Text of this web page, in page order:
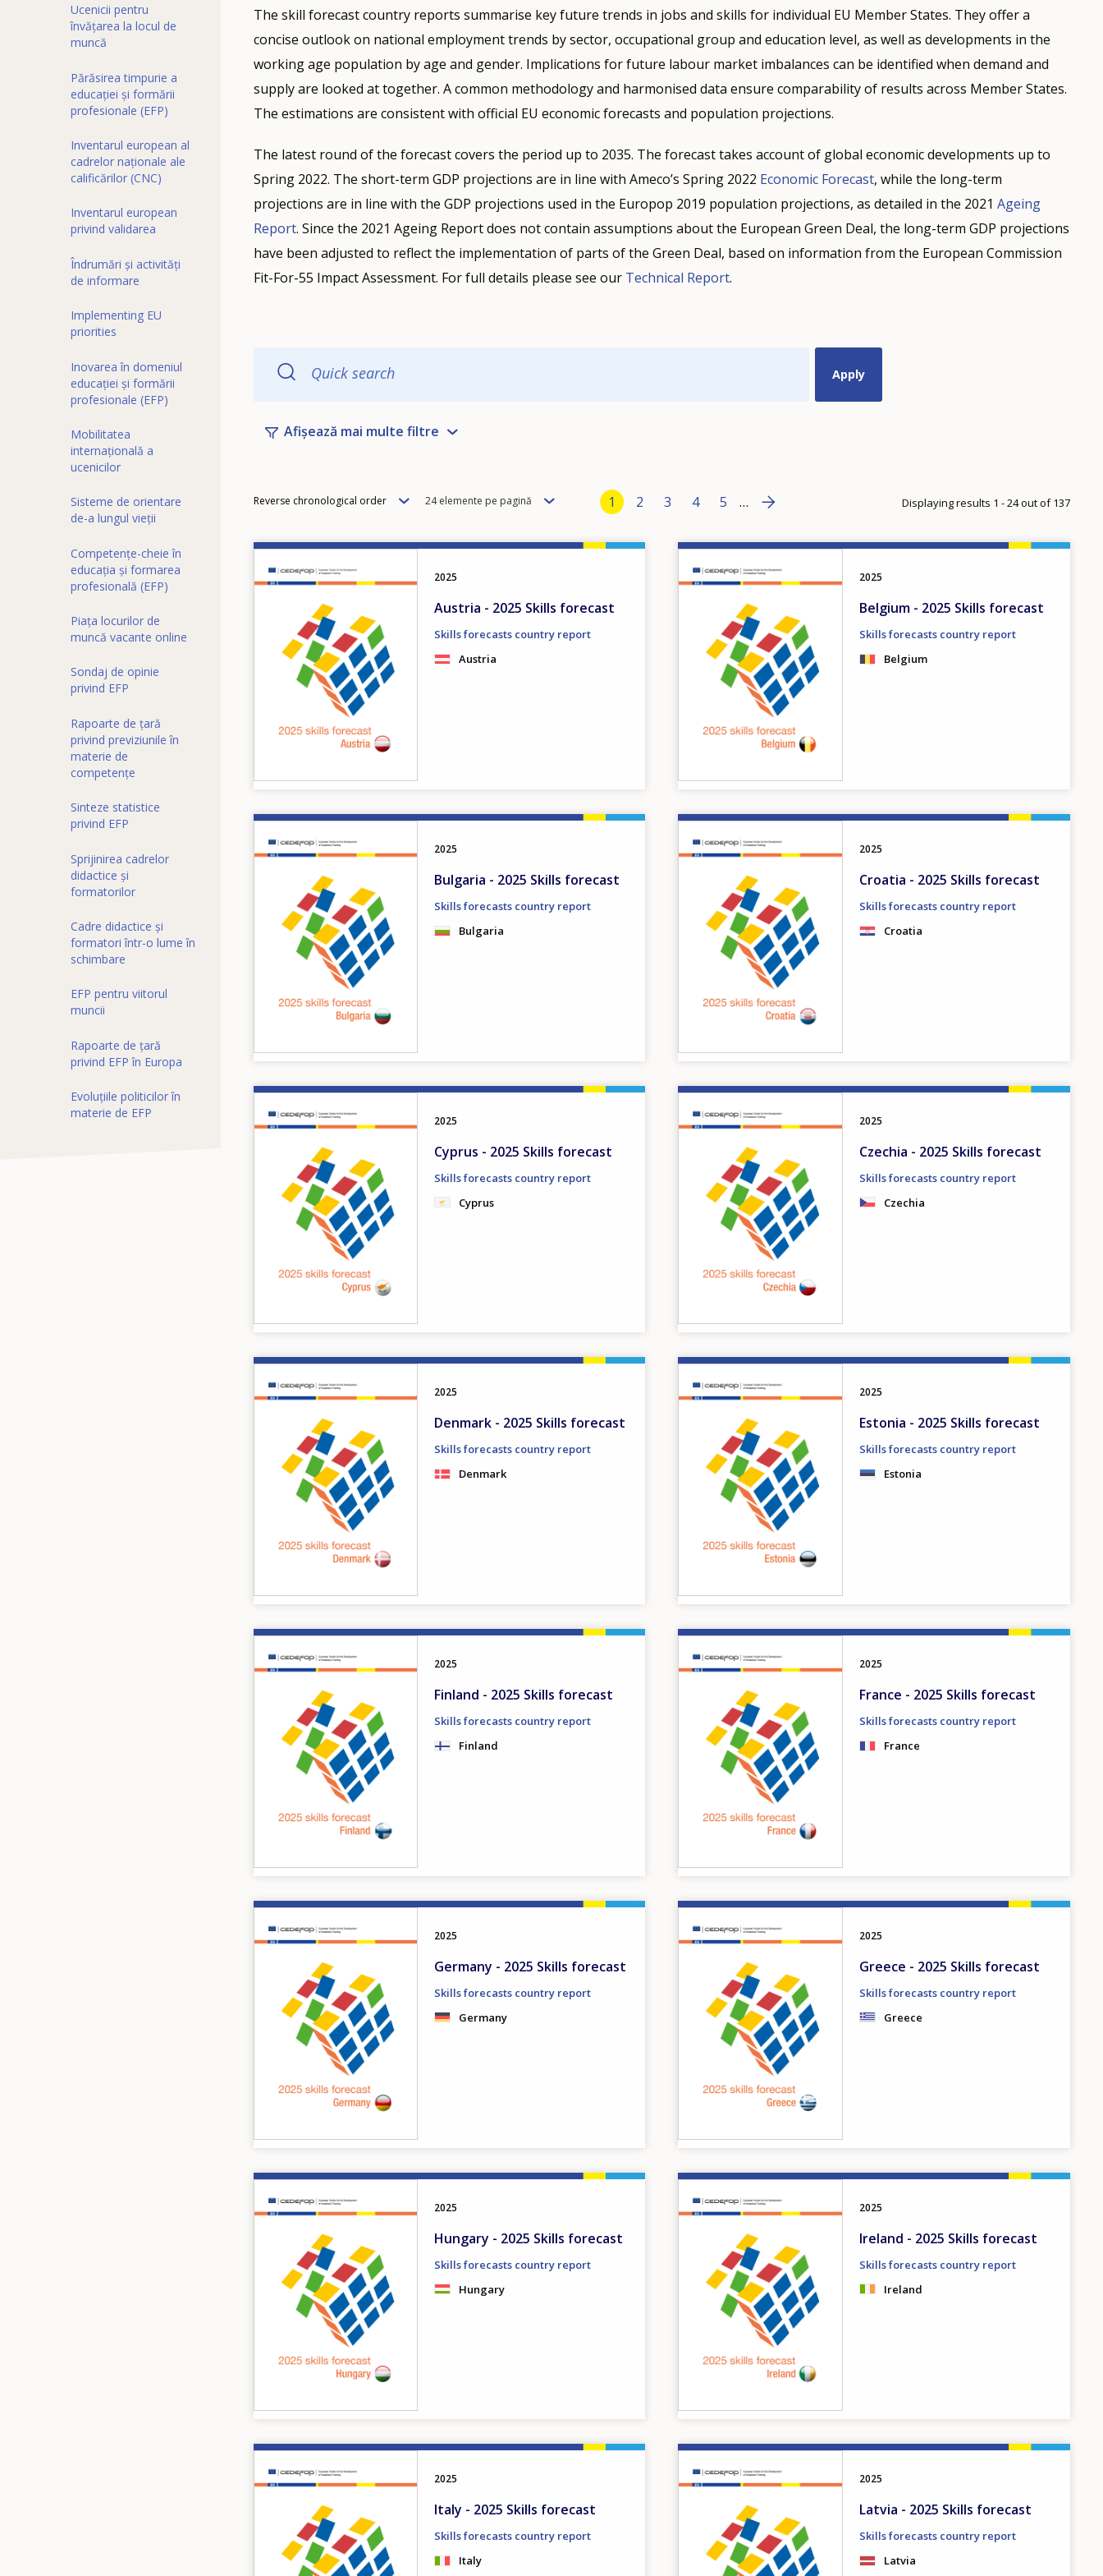
Ucenicii pentru
învățarea la locul de
muncă
Părăsirea timpurie a
educației și formării
profesionale (EFP)
Inventarul european al
cadrelor naționale ale
calificărilor (CNC)
Inventarul european
privind validarea
Îndrumări și activități
de informare
Implementing EU
priorities
Inovarea în domeniul
educației și formării
profesionale (EFP)
Mobilitatea
internațională a
ucenicilor
Sisteme de orientare
de-a lungul vieții
Competențe-cheie în
educația și formarea
profesională (EFP)
Piața locurilor de
muncă vacante online
Sondaj de opinie
privind EFP
Rapoarte de țară
privind previziunile în
materie de
competențe
Sinteze statistice
privind EFP
Sprijinirea cadrelor
didactice și
formatorilor
Cadre didactice și
formatori într-o lume în
schimbare
EFP pentru viitorul
muncii
Rapoarte de țară
privind EFP în Europa
Evoluțiile politicilor în
materie de EFP
The skill forecast country reports summarise key future trends in jobs and skills for individual EU Member States. They offer a
concise outlook on national employment trends by sector, occupational group and education level, as well as developments in the
working age population by age and gender. Implications for future labour market imbalances can be identified when demand and
supply are looked at together. A common methodology and harmonised data ensure comparability of results across Member States.
The estimations are consistent with official EU economic forecasts and population projections.
The latest round of the forecast covers the period up to 2035. The forecast takes account of global economic developments up to
Spring 2022. The short-term GDP projections are in line with Ameco’s Spring 2022 Economic Forecast, while the long-term
projections are in line with the GDP projections used in the Europop 2019 population projections, as detailed in the 2021 Ageing
Report. Since the 2021 Ageing Report does not contain assumptions about the European Green Deal, the long-term GDP projections
have been adjusted to reflect the implementation of parts of the Green Deal, based on information from the European Commission
Fit-For-55 Impact Assessment. For full details please see our Technical Report.
Quick search
Afișează mai multe filtre
Order
Reverse chronological order
Items
page
24 elemente pe pagină Pagination
Current page
1 Page
2 Page
3 Page
4 Page
5 … Next page
›› Displaying results 1 - 24 out of 137
2025
Austria - 2025 Skills forecast
Skills forecasts country report
Austria
2025
Belgium - 2025 Skills forecast
Skills forecasts country report
Belgium
2025
Bulgaria - 2025 Skills forecast
Skills forecasts country report
Bulgaria
2025
Croatia - 2025 Skills forecast
Skills forecasts country report
Croatia
2025
Cyprus - 2025 Skills forecast
Skills forecasts country report
Cyprus
2025
Czechia - 2025 Skills forecast
Skills forecasts country report
Czechia
2025
Denmark - 2025 Skills forecast
Skills forecasts country report
Denmark
2025
Estonia - 2025 Skills forecast
Skills forecasts country report
Estonia
2025
Finland - 2025 Skills forecast
Skills forecasts country report
Finland
2025
France - 2025 Skills forecast
Skills forecasts country report
France
2025
Germany - 2025 Skills forecast
Skills forecasts country report
Germany
2025
Greece - 2025 Skills forecast
Skills forecasts country report
Greece
2025
Hungary - 2025 Skills forecast
Skills forecasts country report
Hungary
2025
Ireland - 2025 Skills forecast
Skills forecasts country report
Ireland
2025
Italy - 2025 Skills forecast
Skills forecasts country report
Italy
2025
Latvia - 2025 Skills forecast
Skills forecasts country report
Latvia